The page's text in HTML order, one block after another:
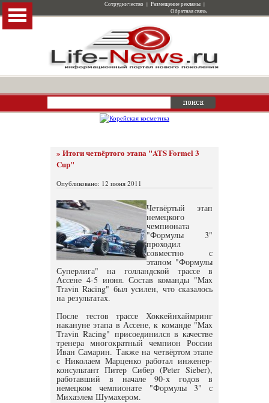
Сотрудничество | Размещение рекламы |
Обратная связь
» Итоги четвёртого этапа "ATS Formel 3
Cup"
Опубликовано: 12 июня 2011
Четвёртый этап
немецкого
чемпионата
"Формулы 3"
проходил
совместно с
этапом "Формулы
Суперлига" на голландской трассе в
Ассене 4-5 июня. Состав команды "Max
Travin Racing" был усилен, что сказалось
на результатах.
После тестов трассе Хоккейнхаймринг
накануне этапа в Ассене, к команде "Max
Travin Racing" присоединился в качестве
тренера многократный чемпион России
Иван Самарин. Также на четвёртом этапе
с Николаем Марценко работал инженер-
консультант Питер Сибер (Peter Sieber),
работавший в начале 90-х годов в
немецком чемпионате "Формулы 3" с
Михаэлем Шумахером.